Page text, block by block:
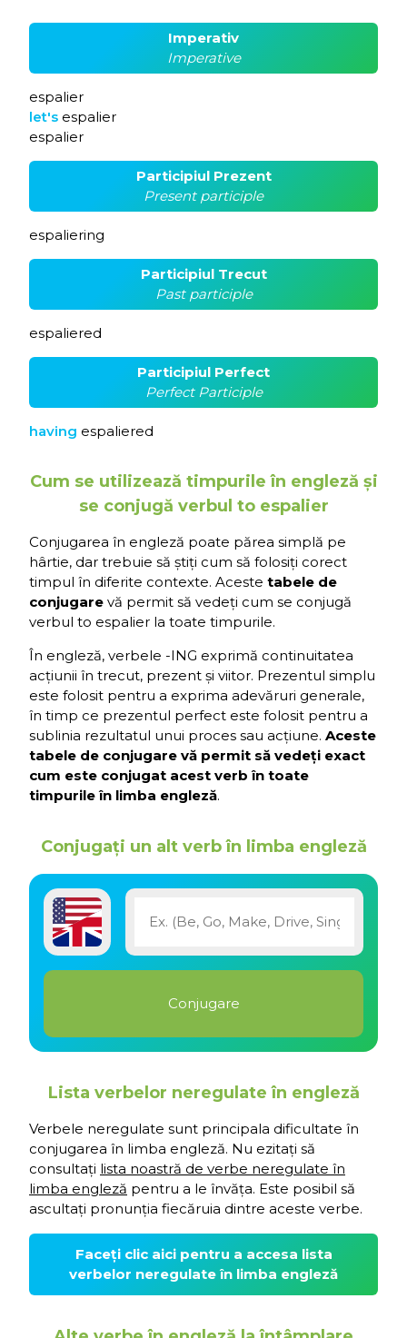
Imperativ
Imperative
espalier
let's espalier
espalier
Participiul Prezent
Present participle
espaliering
Participiul Trecut
Past participle
espaliered
Participiul Perfect
Perfect Participle
having espaliered
Cum se utilizează timpurile în engleză și
se conjugă verbul to espalier
Conjugarea în engleză poate părea simplă pe
hârtie, dar trebuie să știți cum să folosiți corect
timpul în diferite contexte. Aceste tabele de
conjugare vă permit să vedeți cum se conjugă
verbul to espalier la toate timpurile.
În engleză, verbele -ING exprimă continuitatea
acțiunii în trecut, prezent și viitor. Prezentul simplu
este folosit pentru a exprima adevăruri generale,
în timp ce prezentul perfect este folosit pentru a
sublinia rezultatul unui proces sau acțiune. Aceste
tabele de conjugare vă permit să vedeți exact
cum este conjugat acest verb în toate
timpurile în limba engleză.
Conjugați un alt verb în limba engleză
Lista verbelor neregulate în engleză
Verbele neregulate sunt principala dificultate în
conjugarea în limba engleză. Nu ezitați să
consultați lista noastră de verbe neregulate în
limba engleză pentru a le învăța. Este posibil să
ascultați pronunția fiecăruia dintre aceste verbe.
Faceți clic aici pentru a accesa lista
verbelor neregulate în limba engleză